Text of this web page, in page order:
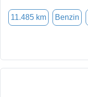
11.485 km Benzin